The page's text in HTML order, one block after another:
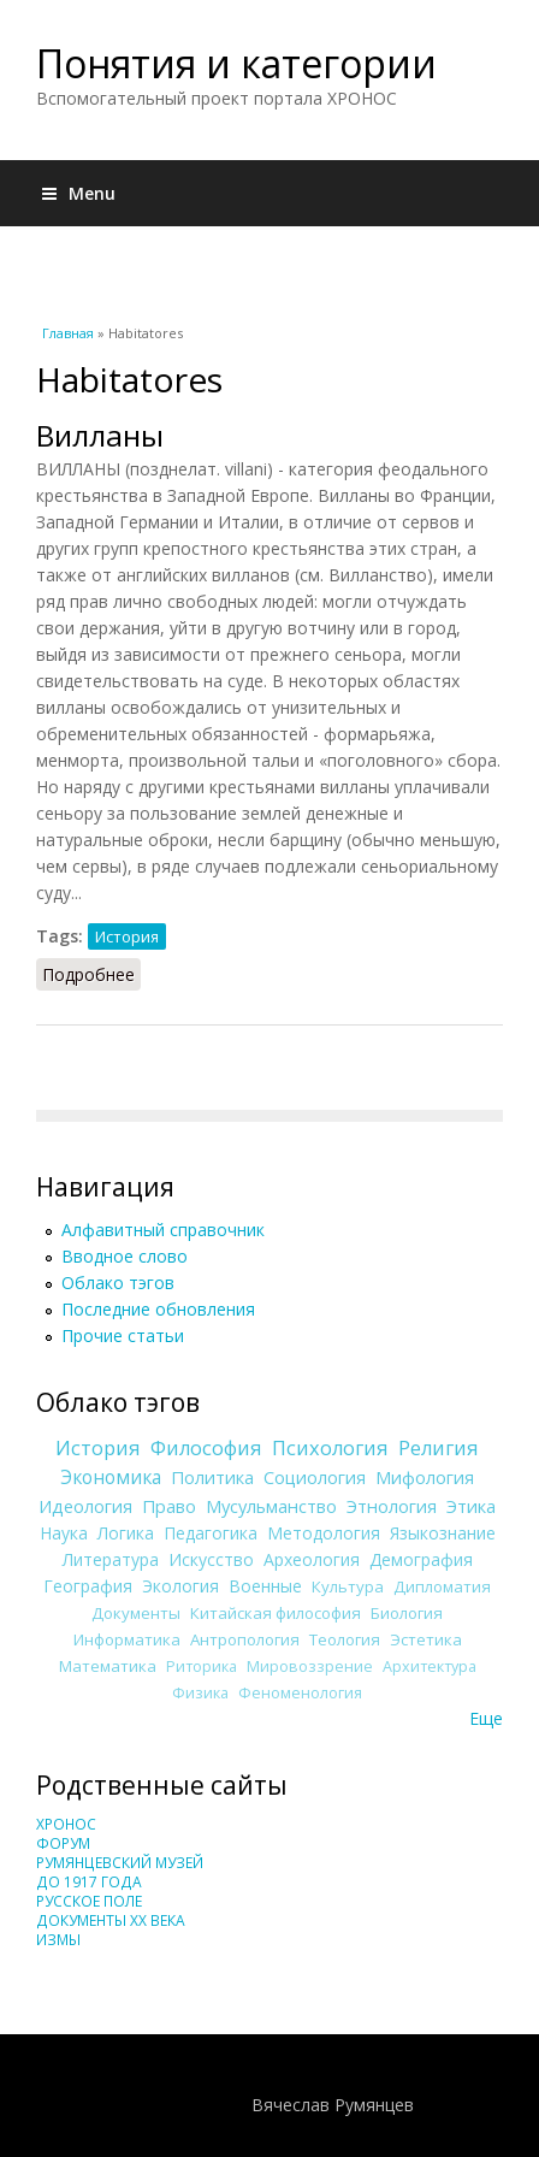
Понятия и категории
Вспомогательный проект портала ХРОНОС
Menu
Вы здесь
Главная » Habitatores
Habitatores
Вилланы
ВИЛЛАНЫ (позднелат. villani) - категория феодального
крестьянства в Западной Европе. Вилланы во Франции,
Западной Германии и Италии, в отличие от сервов и
других групп крепостного крестьянства этих стран, а
также от английских вилланов (см. Вилланство), имели
ряд прав лично свободных людей: могли отчуждать
свои держания, уйти в другую вотчину или в город,
выйдя из зависимости от прежнего сеньора, могли
свидетельствовать на суде. В некоторых областях
вилланы освобождались от унизительных и
обременительных обязанностей - формарьяжа,
менморта, произвольной тальи и «поголовного» сбора.
Но наряду с другими крестьянами вилланы уплачивали
сеньору за пользование землей денежные и
натуральные оброки, несли барщину (обычно меньшую,
чем сервы), в ряде случаев подлежали сеньориальному
суду...
Tags:
История
Подробнее
Навигация
Алфавитный справочник
Вводное слово
Облако тэгов
Последние обновления
Прочие статьи
Облако тэгов
История Философия Психология Религия
Экономика Политика Социология Мифология
Идеология Право Мусульманство Этнология Этика
Наука Логика Педагогика Методология Языкознание
Литература Искусство Археология Демография
География Экология Военные Культура
Дипломатия
Документы Китайская философия Биология
Информатика Антропология Теология Эстетика
Математика Риторика Мировоззрение Архитектура
Физика Феноменология
Еще
Родственные сайты
ХРОНОС
ФОРУМ
РУМЯНЦЕВСКИЙ МУЗЕЙ
ДО 1917 ГОДА
РУССКОЕ ПОЛЕ
ДОКУМЕНТЫ XX ВЕКА
ИЗМЫ
Вячеслав Румянцев